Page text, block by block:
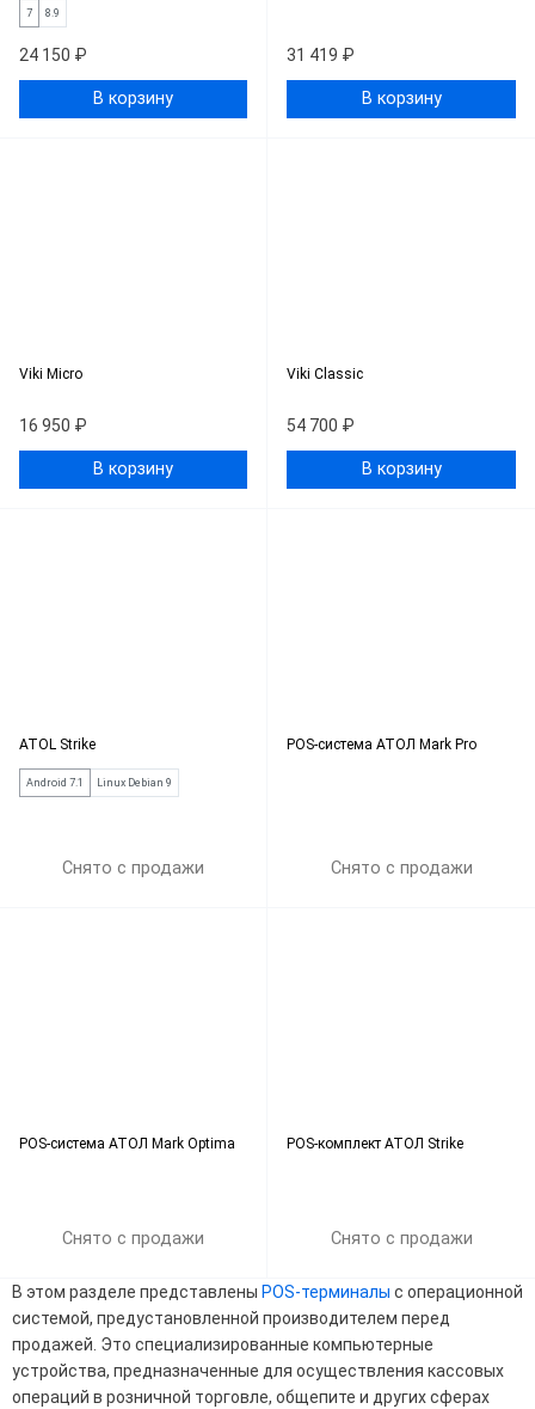
7 8.9
24 150 ₽
В корзину
31 419 ₽
В корзину
Viki Micro
16 950 ₽
В корзину
Viki Classic
54 700 ₽
В корзину
ATOL Strike
Android 7.1 Linux Debian 9
Снято с продажи
POS-система АТОЛ Mark Pro
Снято с продажи
POS-система АТОЛ Mark Optima
Снято с продажи
POS-комплект АТОЛ Strike
Снято с продажи
В этом разделе представлены POS-терминалы с операционной
системой, предустановленной производителем перед
продажей. Это специализированные компьютерные
устройства, предназначенные для осуществления кассовых
операций в розничной торговле, общепите и других сферах